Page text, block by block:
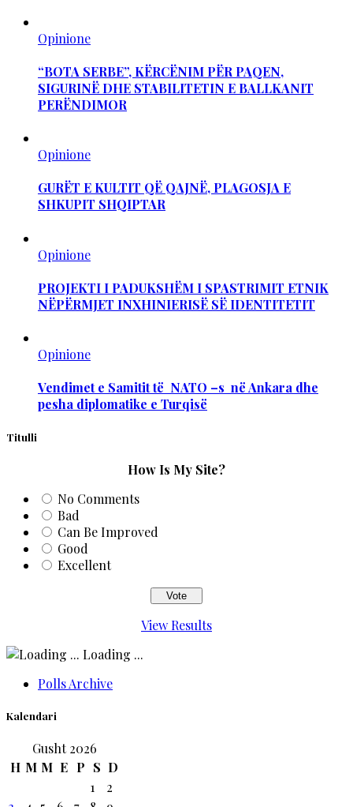
Opinione
“BOTA SERBE”, KËRCËNIM PËR PAQEN,
SIGURINË DHE STABILITETIN E BALLKANIT
PERËNDIMOR
Opinione
GURËT E KULTIT QË QAJNË, PLAGOSJA E
SHKUPIT SHQIPTAR
Opinione
PROJEKTI I PADUKSHËM I SPASTRIMIT ETNIK
NËPËRMJET INXHINIERISË SË IDENTITETIT
Opinione
Vendimet e Samitit të NATO –s në Ankara dhe
pesha diplomatike e Turqisë
Titulli
How Is My Site?
No Comments
Bad
Can Be Improved
Good
Excellent
View Results
Loading ...
Polls Archive
Kalendari
Gusht 2026
H M M E P S D
1
2